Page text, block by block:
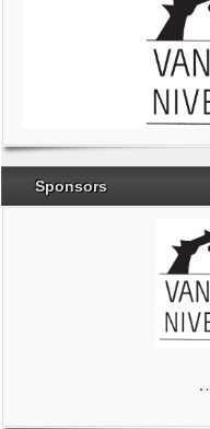
Sponsors